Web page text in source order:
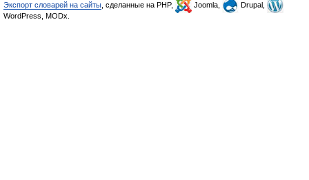
Экспорт словарей на сайты , сделанные на PHP, Joomla,
Drupal,
WordPress, MODx.